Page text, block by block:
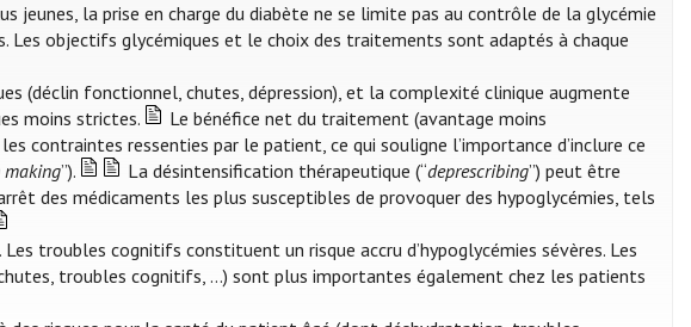
jeunes, la prise en charge du diabète ne se limite pas au contrôle de la glycémie
Les objectifs glycémiques et le choix des traitements sont adaptés à chaque
(déclin fonctionnel, chutes, dépression), et la complexité clinique augmente
moins strictes.
Le bénéfice net du traitement (avantage moins
contraintes ressenties par le patient, ce qui souligne l’importance d’inclure ce
making”). La désintensification thérapeutique (“deprescribing”) peut être
des médicaments les plus susceptibles de provoquer des hypoglycémies, tels
Les troubles cognitifs constituent un risque accru d’hypoglycémies sévères. Les
troubles cognitifs, …) sont plus importantes également chez les patients